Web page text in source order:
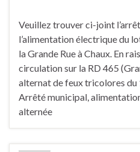
Veuillez trouver ci-joint
l’alimentation électrique du
la Grande Rue à Chaux. En
circulation sur la RD 465
alternat de feux tricolores
Arrêté municipal,
alternée